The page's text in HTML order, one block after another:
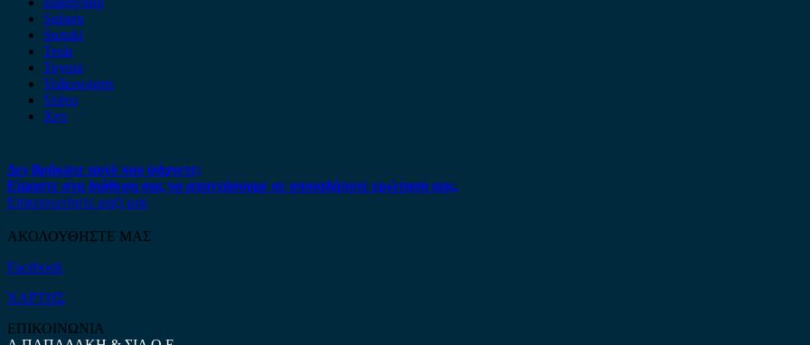
Subaru
Suzuki
Tesla
Toyota
Volkswagen
Volvo
Xev
Δεν βρήκατε αυτό που ψάχνετε;
Είμαστε στη διάθεση σας να απαντήσουμε σε οποιαδήποτε ερώτηση σας.
Επικοινωνήστε μαζί μας
ΑΚΟΛΟΥΘΗΣΤΕ ΜΑΣ
Facebook
ΧΑΡΤΗΣ
ΕΠΙΚΟΙΝΩΝΙΑ